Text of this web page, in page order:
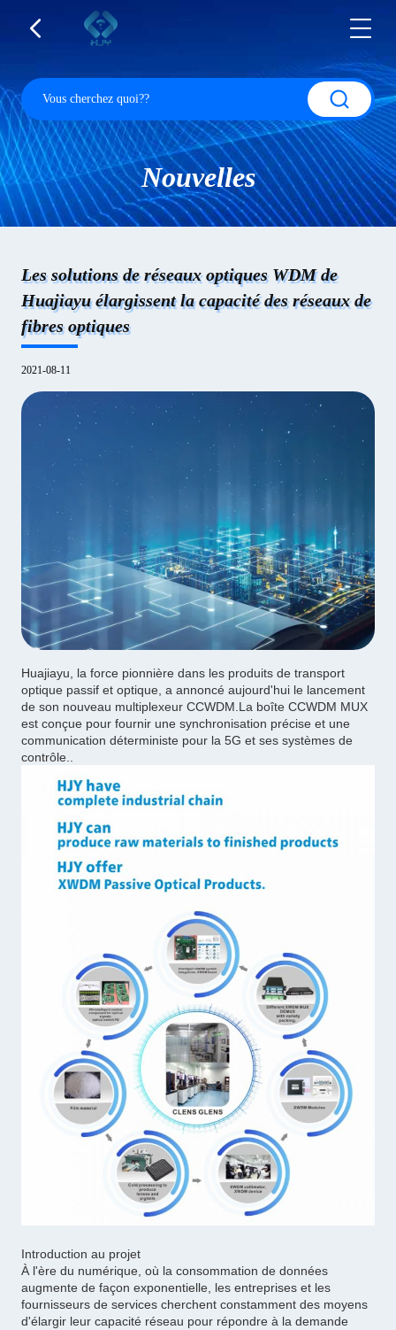
Nouvelles
Les solutions de réseaux optiques WDM de
Huajiayu élargissent la capacité des réseaux de
fibres optiques
2021-08-11
Huajiayu, la force pionnière dans les produits de transport
optique passif et optique, a annoncé aujourd'hui le lancement
de son nouveau multiplexeur CCWDM.La boîte CCWDM MUX
est conçue pour fournir une synchronisation précise et une
communication déterministe pour la 5G et ses systèmes de
contrôle..
Introduction au projet
À l'ère du numérique, où la consommation de données
augmente de façon exponentielle, les entreprises et les
fournisseurs de services cherchent constamment des moyens
d'élargir leur capacité réseau pour répondre à la demande